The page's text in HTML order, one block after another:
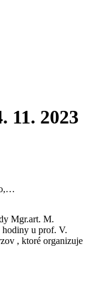
11. 2023
Mgr.art. M.
u prof. V.
, ktoré organizuje